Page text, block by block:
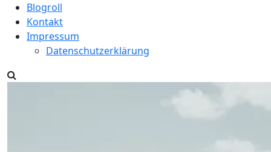
Blogroll
Kontakt
Impressum
Datenschutzerklärung